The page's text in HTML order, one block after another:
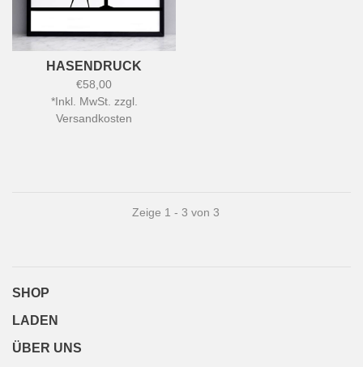
HASENDRUCK
€58,00
*Inkl. MwSt. zzgl.
Versandkosten
Zeige 1 - 3 von 3
SHOP
LADEN
ÜBER UNS